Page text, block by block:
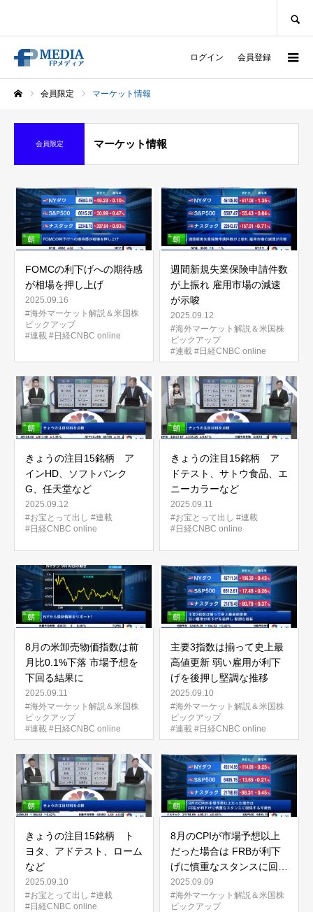
ログイン 会員登録
会員限定 マーケット情報
会員限定 マーケット情報
FOMCの利下げへの期待感
が相場を押し上げ
2025.09.16
#海外マーケット解説＆米国株
ピックアップ
#連載 #日経CNBC online
週間新規失業保険申請件数
が上振れ 雇用市場の減速
が示唆
2025.09.12
#海外マーケット解説＆米国株
ピックアップ
#連載 #日経CNBC online
きょうの注目15銘柄 ア
インHD、ソフトバンク
G、任天堂など
2025.09.12
#お宝とって出し #連載
#日経CNBC online
きょうの注目15銘柄 ア
ドテスト、サトウ食品、エ
ニーカラーなど
2025.09.11
#お宝とって出し #連載
#日経CNBC online
8月の米卸売物価指数は前
月比0.1%下落 市場予想を
下回る結果に
2025.09.11
#海外マーケット解説＆米国株
ピックアップ
#連載 #日経CNBC online
主要3指数は揃って史上最
高値更新 弱い雇用が利下
げを後押し堅調な推移
2025.09.10
#海外マーケット解説＆米国株
ピックアップ
#連載 #日経CNBC online
きょうの注目15銘柄 ト
ヨタ、アドテスト、ローム
など
2025.09.10
#お宝とって出し #連載
#日経CNBC online
8月のCPIが市場予想以上
だった場合は FRBが利下
げに慎重なスタンスに回帰
する可能性
2025.09.09
#海外マーケット解説＆米国株
ピックアップ